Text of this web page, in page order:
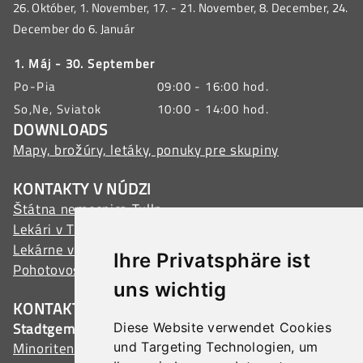
Ihre Privatsphäre ist
uns wichtig
Diese Website verwendet Cookies
und Targeting Technologien, um
pamiatky nám pripomínajú slávne časy Rímskej
ríše. Rimania po sebe v Rakúsku nezanechali len
fyzické pozostatky, ale aj trvalú kultúrnu prítomnosť.
Tá sa odráža v architektúre, jazyku a zvykoch, ktoré
sa v krajine vyskytujú dodnes. Fascinácia rímskou
minulosťou sa neobmedzuje len na historikov.
Priťahuje aj turistov z celého sveta, ktorí navštevujú
dozvedeli viac o tomto fascinujúcom období.
Štúdium Rimanov ponúka nielen historické
poznatky, ale aj pohľad na zložité dejiny Európy a
rozmanitosť kultúr, ktoré prispeli k formovaniu
moderného kontinentu.
26. Október, 1. November, 17. - 21. November, 8. December, 24.
December do 6. Január
1. Máj - 30. September
Po-Pia
09:00 - 16:00 hod.
So,Ne, Sviatok
10:00 - 14:00 hod.
DOWNLOADS
Mapy, brožúry, letáky, ponuky pre skupiny
KONTAKTY V NÚDZI
Štátna nemocnica Tulln
Lekári v Tullne
Lekárne v Tullne
Pohotovostné služby
KONTAKT
Stadtgemeinde Tulln
Minoritenplatz 1, 3430 Tulln, Austria